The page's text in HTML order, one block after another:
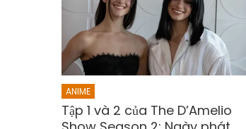
ANIME
Tập 1 và 2 của The D’Amelio